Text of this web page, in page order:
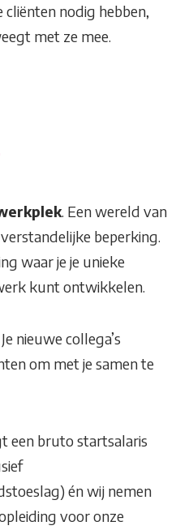
cliënten nodig hebben,
met ze mee.
. Een wereld van
beperking.
waar je je unieke
kunt ontwikkelen.
nieuwe collega’s
om met je samen te
een bruto startsalaris
én wij nemen
voor onze